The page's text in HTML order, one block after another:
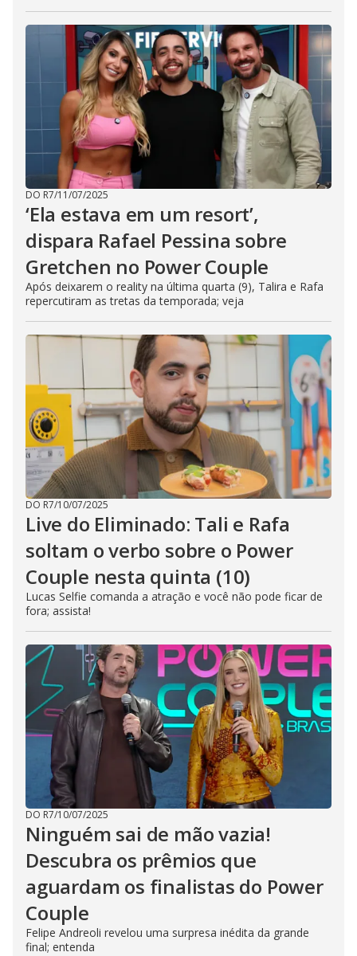
DO R7/11/07/2025
‘Ela estava em um resort’,
dispara Rafael Pessina sobre
Gretchen no Power Couple
Após deixarem o reality na última quarta (9), Talira e Rafa
repercutiram as tretas da temporada; veja
DO R7/10/07/2025
Live do Eliminado: Tali e Rafa
soltam o verbo sobre o Power
Couple nesta quinta (10)
Lucas Selfie comanda a atração e você não pode ficar de
fora; assista!
DO R7/10/07/2025
Ninguém sai de mão vazia!
Descubra os prêmios que
aguardam os finalistas do Power
Couple
Felipe Andreoli revelou uma surpresa inédita da grande
final; entenda